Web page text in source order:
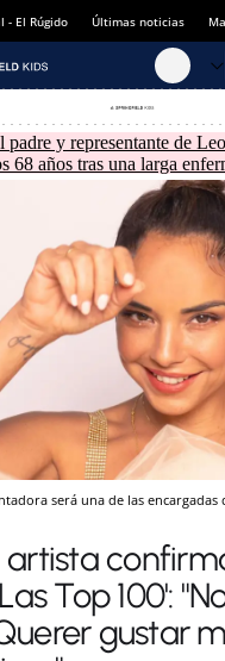
- El Rúgido Últimas noticias
padre y representante de
68 años tras una larga
será una de las encargadas
artista
Top 100':
gustar